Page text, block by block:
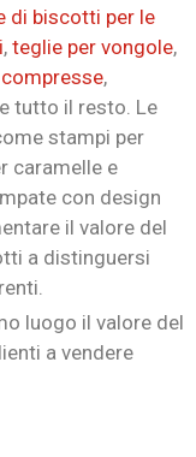
di biscotti per le
, teglie per vongole,
,
e tutto il resto. Le
stampi per
caramelle e
con design
il valore del
a distinguersi
luogo il valore del
a vendere